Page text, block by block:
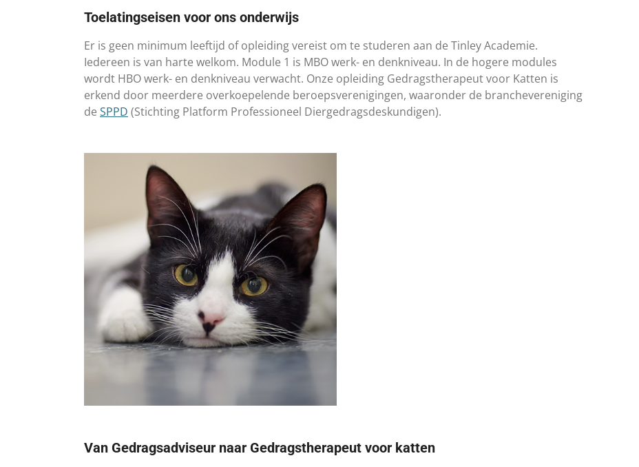
Toelatingseisen voor ons onderwijs
Er is geen minimum leeftijd of opleiding vereist om te studeren aan de Tinley Academie.
Iedereen is van harte welkom. Module 1 is MBO werk- en denkniveau. In de hogere modules
wordt HBO werk- en denkniveau verwacht. Onze opleiding Gedragstherapeut voor Katten is
erkend door meerdere overkoepelende beroepsverenigingen, waaronder de branchevereniging
de SPPD (Stichting Platform Professioneel Diergedragsdeskundigen).
Van Gedragsadviseur naar Gedragstherapeut voor katten